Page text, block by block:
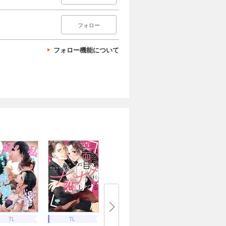
フォロー
フォロー機能について
TL TL